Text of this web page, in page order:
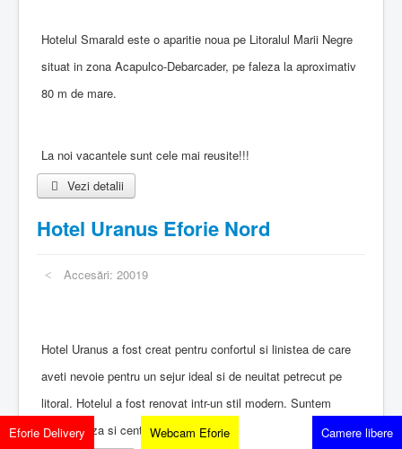
Hotelul Smarald este o aparitie noua pe Litoralul Marii Negre
situat in zona Acapulco-Debarcader, pe faleza la aproximativ
80 m de mare.
La noi vacantele sunt cele mai reusite!!!
Vezi detalii
Hotel Uranus Eforie Nord
Accesări: 20019
Hotel Uranus a fost creat pentru confortul si linistea de care
aveti nevoie pentru un sejur ideal si de neuitat petrecut pe
litoral. Hotelul a fost renovat intr-un stil modern. Suntem
langa faleza si centru.
Eforie Delivery Camere libere
Webcam Eforie